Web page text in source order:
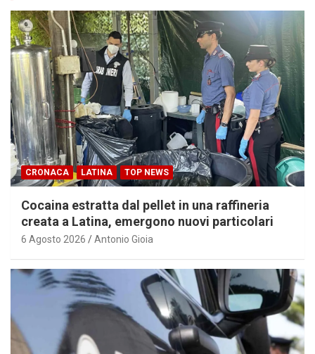
CRONACA LATINA TOP NEWS
Cocaina estratta dal pellet in una raffineria
creata a Latina, emergono nuovi particolari
6 Agosto 2026 Antonio Gioia